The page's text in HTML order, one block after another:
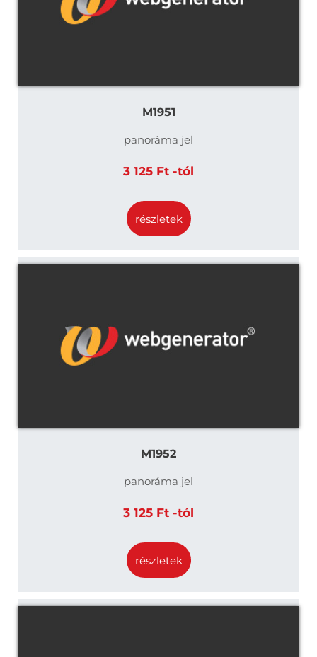
M1951
panoráma jel
3 125 Ft -tól
részletek
M1952
panoráma jel
3 125 Ft -tól
részletek